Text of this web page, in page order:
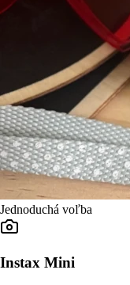
Jednoduchá voľba
Instax Mini